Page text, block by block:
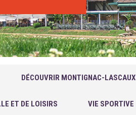
DÉCOUVRIR MONTIGNAC-LASCAUX
ET DE LOISIRS VIE SPORTIVE